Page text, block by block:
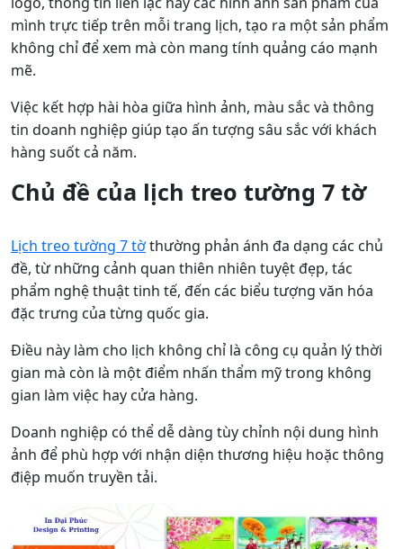
mình trực tiếp trên mỗi trang lịch, tạo ra một sản phẩm
không chỉ để xem mà còn mang tính quảng cáo mạnh
mẽ.
Việc kết hợp hài hòa giữa hình ảnh, màu sắc và thông
tin doanh nghiệp giúp tạo ấn tượng sâu sắc với khách
hàng suốt cả năm.
Chủ đề của lịch treo tường 7 tờ
Lịch treo tường 7 tờthường phản ánh đa dạng các chủ
đề, từ những cảnh quan thiên nhiên tuyệt đẹp, tác
phẩm nghệ thuật tinh tế, đến các biểu tượng văn hóa
đặc trưng của từng quốc gia.
Điều này làm cho lịch không chỉ là công cụ quản lý thời
gian mà còn là một điểm nhấn thẩm mỹ trong không
gian làm việc hay cửa hàng.
Doanh nghiệp có thể dễ dàng tùy chỉnh nội dung hình
ảnh để phù hợp với nhận diện thương hiệu hoặc thông
điệp muốn truyền tải.